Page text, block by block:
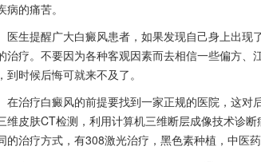
病的痛苦。
生提醒广大白癜风患者，如果发现自己身上出现
治疗。不要因为各种客观因素而去相信一些偏方
到时候后悔可就来不及了。
治疗白癜风的前提要找到一家正规的医院，这对
维皮肤CT检测，利用计算机三维断层成像技术诊
的治疗方式，有308激光治疗，黑色素种植，中医